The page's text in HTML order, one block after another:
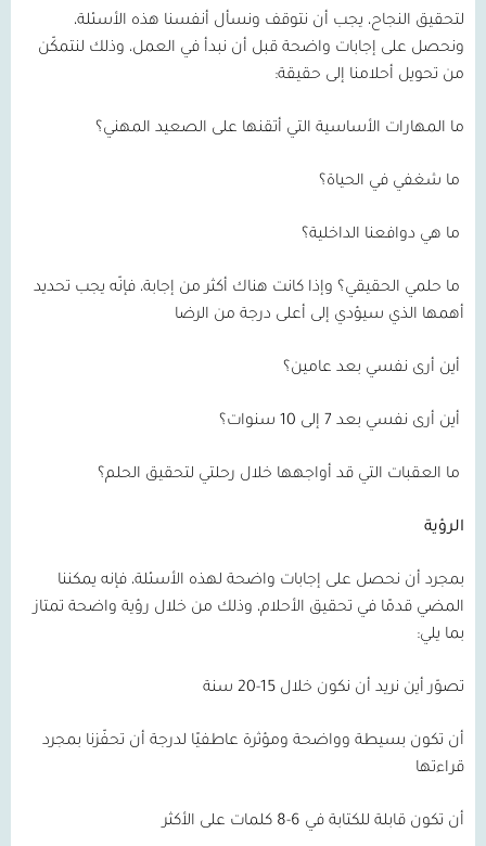
لتحقيق النجاح، يجب أن نتوقف ونسأل أنفسنا هذه الأسئلة،
ونحصل على إجابات واضحة قبل أن نبدأ في العمل، وذلك لنتمكّن
من تحويل أحلامنا إلى حقيقة:
ما المهارات الأساسية التي أتقنها على الصعيد المهني؟
ما شغفي في الحياة؟
ما هي دوافعنا الداخلية؟
ما حلمي الحقيقي؟ وإذا كانت هناك أكثر من إجابة، فإنّه يجب تحديد
أهمها الذي سيؤدي إلى أعلى درجة من الرضا
أين أرى نفسي بعد عامين؟
أين أرى نفسي بعد 7 إلى 10 سنوات؟
ما العقبات التي قد أواجهها خلال رحلتي لتحقيق الحلم؟
الرؤية
بمجرد أن نحصل على إجابات واضحة لهذه الأسئلة، فإنه يمكننا
المضي قدمًا في تحقيق الأحلام، وذلك من خلال رؤية واضحة تمتاز
بما يلي:
تصوّر أين نريد أن نكون خلال 15-20 سنة
أن تكون بسيطة وواضحة ومؤثرة عاطفيًا لدرجة أن تحفّزنا بمجرد
قراءتها
أن تكون قابلة للكتابة في 6-8 كلمات على الأكثر